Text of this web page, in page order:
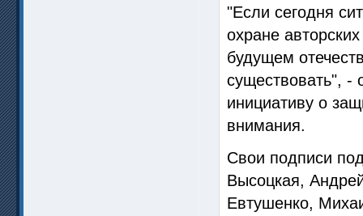
"Если сегодня
охране
будущем
существовать", -
инициативу о
внимания.
Свои подписи
Высоцкая,
Евтушенко,